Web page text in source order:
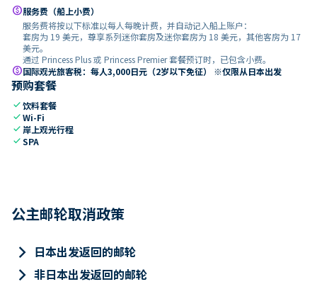
paid服务费（船上小费）
服务费将按以下标准以每人每晚计费，并自动记入船上账户：
套房为 19 美元，尊享系列迷你套房及迷你套房为 18 美元，其他客房为 17
美元。
通过 Princess Plus 或 Princess Premier 套餐预订时，已包含小费。
paid国际观光旅客税：每人3,000日元（2岁以下免征） ※仅限从日本出发
预购套餐
check饮料套餐
checkWi-Fi
check 岸上观光行程
checkSPA
公主邮轮取消政策
keyboard_arrow_right 日本出发返回的邮轮
keyboard_arrow_right 非日本出发返回的邮轮